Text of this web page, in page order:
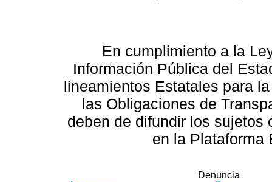
En cumplimiento a la
Información Pública del
lineamientos Estatales para
las Obligaciones de
deben de difundir los sujetos
en la Plataforma
Denuncia